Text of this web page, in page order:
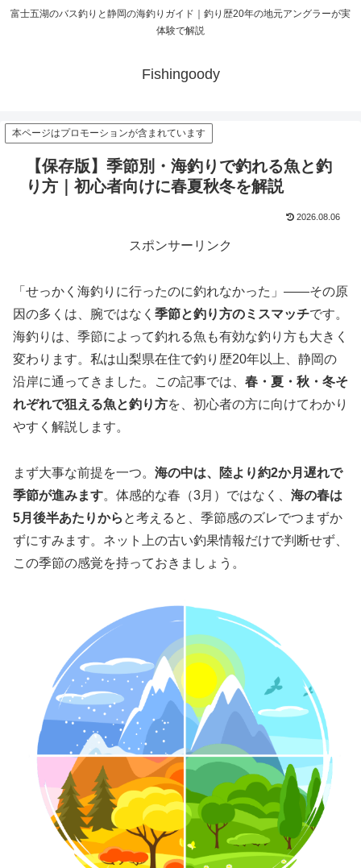
富士五湖のバス釣りと静岡の海釣りガイド｜釣り歴20年の地元アングラーが実
体験で解説
Fishingoody
本ページはプロモーションが含まれています
【保存版】季節別・海釣りで釣れる魚と釣
り方｜初心者向けに春夏秋冬を解説
2026.08.06
スポンサーリンク
「せっかく海釣りに行ったのに釣れなかった」——その原
因の多くは、腕ではなく 季節と釣り方のミスマッチです。
海釣りは、季節によって釣れる魚も有効な釣り方も大きく
変わります。私は山梨県在住で釣り歴20年以上、静岡の
沿岸に通ってきました。この記事では、 春・夏・秋・冬そ
れぞれで狙える魚と釣り方を、初心者の方に向けてわかり
やすく解説します。
まず大事な前提を一つ。 海の中は、陸より約2か月遅れで
季節が進みます。体感的な春（3月）ではなく、 海の春は
5月後半あたりから と考えると、季節感のズレでつまずか
ずにすみます。ネット上の古い釣果情報だけで判断せず、
この季節の感覚を持っておきましょう。